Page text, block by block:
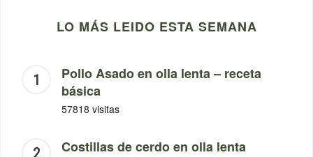
LO MÁS LEIDO ESTA SEMANA
Pollo Asado en olla lenta – receta
básica
57818 visitas
Costillas de cerdo en olla lenta